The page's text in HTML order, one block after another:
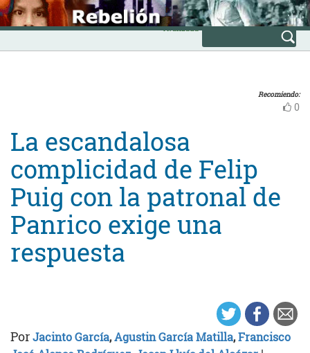
Skip
to
content
INICIO
Avanzada
Recomiendo:
0
La escandalosa
complicidad de Felip
Puig con la patronal de
Panrico exige una
respuesta
PorJacinto García,Agustin García Matilla,Francisco